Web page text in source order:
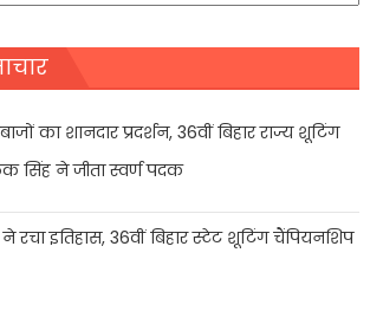
का शानदार प्रदर्शन, 36वीं बिहार राज्य शूटिंग
सिंह ने जीता स्वर्ण पदक
ने रचा इतिहास, 36वीं बिहार स्टेट शूटिंग चैंपियनशिप